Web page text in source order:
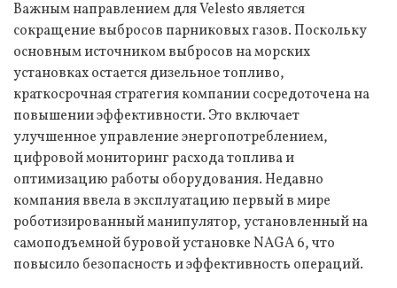
Важным направлением для Velesto является
сокращение выбросов парниковых газов. Поскольку
основным источником выбросов на морских
установках остается дизельное топливо,
краткосрочная стратегия компании сосредоточена на
повышении эффективности. Это включает
улучшенное управление энергопотреблением,
цифровой мониторинг расхода топлива и
оптимизацию работы оборудования. Недавно
компания ввела в эксплуатацию первый в мире
роботизированный манипулятор, установленный на
самоподъемной буровой установке NAGA 6, что
повысило безопасность и эффективность операций.